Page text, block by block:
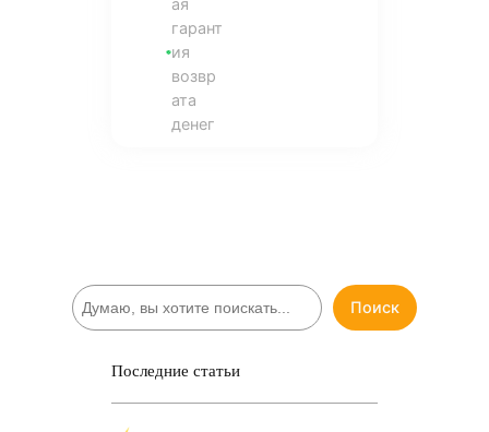
ая
гарант
ия
возвр
ата
денег
П
о
Поиск
Последние статьи